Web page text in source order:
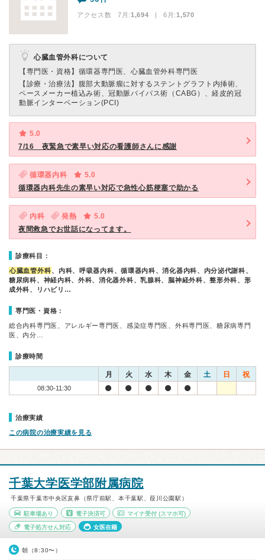
アクセス数 7月:1,694 | 6月:1,570
心臓血管外科について
【専門医・資格】 循環器専門医、心臓血管外科専門医
【診療・治療法】
腹部大動脈瘤に対するステントグラフト内挿術、
ペースメーカー植込み術、冠動脈バイパス術（CABG）、経皮的冠
動脈インターベーション(PCI)
5.0
7/16 夜緊急で素早い対応の看護師さんに感謝
循環器内科
5.0
循環器内科先生の素早い対応で急性心筋梗塞で助かる
内科 発熱
5.0
夜間救急でお世話になってます。
診療科目：
心臓血管外科、内科、呼吸器内科、循環器内科、消化器内科、内分泌代謝科、
糖尿病科、神経内科、外科、消化器外科、乳腺科、脳神経外科、整形外科、形
成外科、リハビリ…
専門医・資格：
総合内科専門医、アレルギー専門医、感染症専門医、外科専門医、糖尿病専門
医、内分…
診療時間
月 火 水 木 金 土 日 祝
08:30-11:30
治療実績
この病院の治療実績を見る
千葉大学医学部附属病院
千葉県千葉市中央区亥鼻（県庁前駅、本千葉駅、葭川公園駅）
駐車場あり 電子決済可 マイナ受付 (スマホ可)
電子処方せん対応 女医在籍
朝（8:30〜）